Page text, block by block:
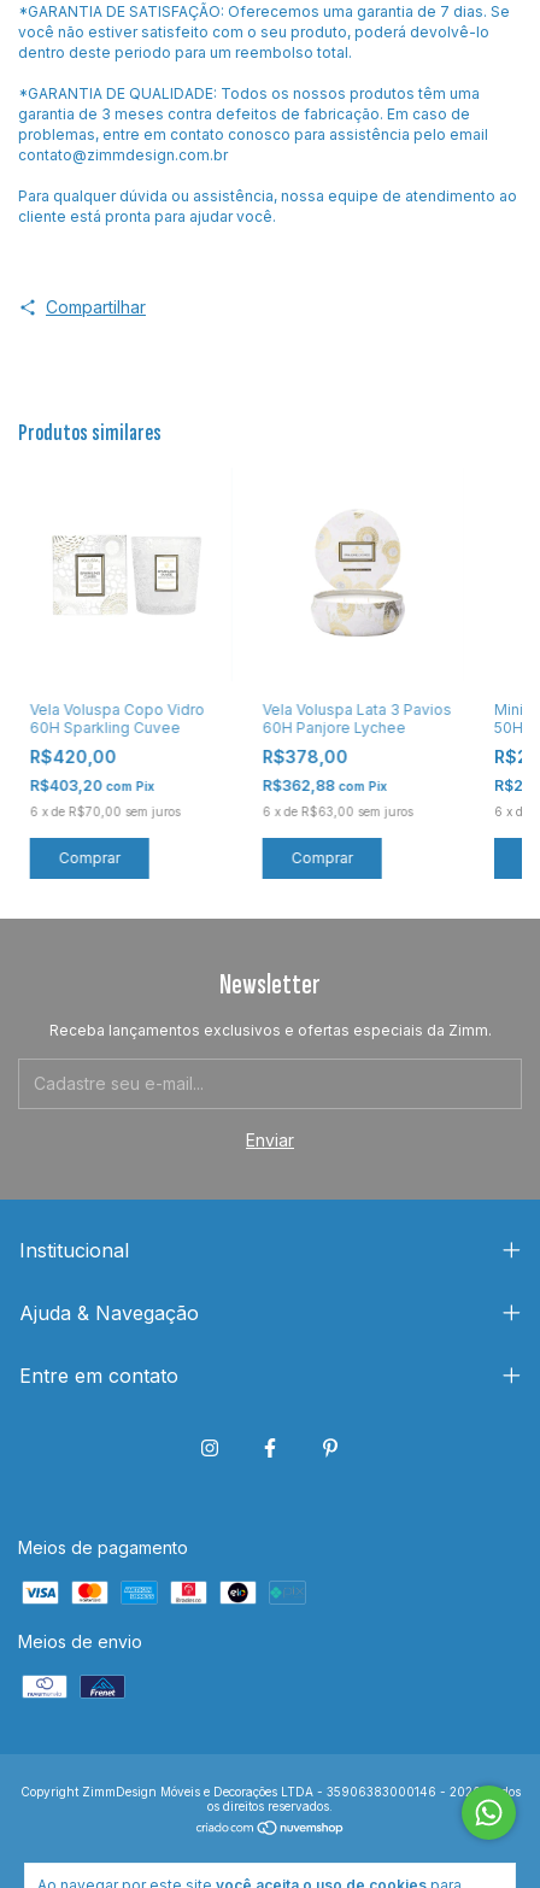
*GARANTIA DE SATISFAÇÃO: Oferecemos uma garantia de 7 dias. Se
você não estiver satisfeito com o seu produto, poderá devolvê-lo
dentro deste periodo para um reembolso total.
*GARANTIA DE QUALIDADE: Todos os nossos produtos têm uma
garantia de 3 meses contra defeitos de fabricação. Em caso de
problemas, entre em contato conosco para assistência pelo email
contato@zimmdesign.com.br
Para qualquer dúvida ou assistência, nossa equipe de atendimento ao
cliente está pronta para ajudar você.
Compartilhar
Produtos similares
Vela Voluspa Copo Vidro
60H Sparkling Cuvee
R$420,00
R$403,20 com Pix
6 xde R$70,00 sem juros
Vela Voluspa Lata 3 Pavios
60H Panjore Lychee
R$378,00
R$362,88 com Pix
6 xde R$63,00 sem juros
Mini
50H
6 x de
Newsletter
Receba lançamentos exclusivos e ofertas especiais da Zimm.
Institucional
Ajuda & Navegação
Entre em contato
Meios de pagamento
Meios de envio
Copyright ZimmDesign Móveis e Decorações LTDA - 35906383000146 - 2026. Todos
os direitos reservados.